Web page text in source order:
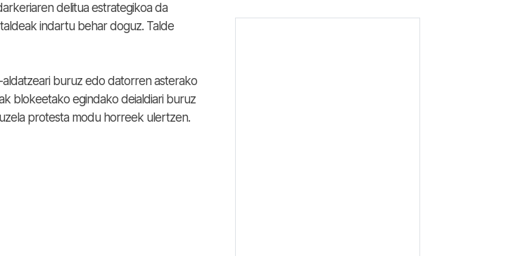
delitua estrategikoa da
indartu behar doguz. Talde
buruz edo datorren asterako
blokeetako egindako deialdiari buruz
protesta modu horreek ulertzen.